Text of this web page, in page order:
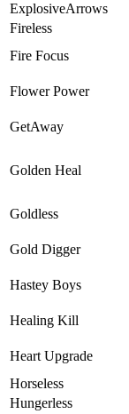
ExplosiveArrows
Fireless
Fire Focus
Flower Power
GetAway
Golden Heal
Goldless
Gold Digger
Hastey Boys
Healing Kill
Heart Upgrade
Horseless
Hungerless